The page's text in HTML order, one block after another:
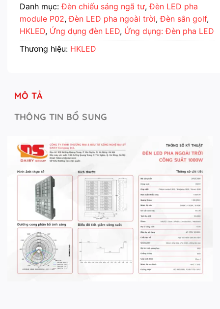
Danh mục:Đèn chiếu sáng ngã tư,Đèn LED pha
module P02,Đèn LED pha ngoài trời,Đèn sân golf,
HKLED, Ứng dụng đèn LED, Ứng dụng: Đèn pha LED
Thương hiệu: HKLED
MÔ TẢ
THÔNG TIN BỔ SUNG